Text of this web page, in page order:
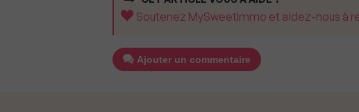
Soutenez MySweetImmo et aidez-nous à
Ajouter un commentaire